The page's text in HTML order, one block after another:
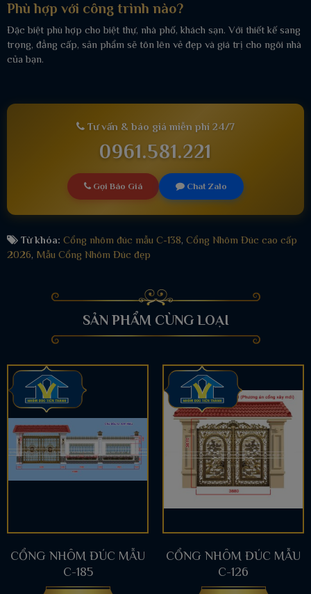
Phù hợp với công trình nào?
Đặc biệt phù hợp cho biệt thự, nhà phố, khách sạn. Với thiết kế sang
trọng, đẳng cấp, sản phẩm sẽ tôn lên vẻ đẹp và giá trị cho ngôi nhà
của bạn.
Tư vấn & báo giá miễn phí 24/7
0961.581.221
Gọi Báo Giá Chat Zalo
Từ khóa: Cổng nhôm đúc mẫu C-138, Cổng Nhôm Đúc cao cấp
2026, Mẫu Cổng Nhôm Đúc đẹp
SẢN PHẨM CÙNG LOẠI
CỔNG NHÔM ĐÚC MẪU
C-185
CỔNG NHÔM ĐÚC MẪU
C-126